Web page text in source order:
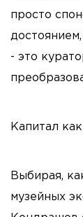
просто
- это
Капитал
Выбирая,
музейных